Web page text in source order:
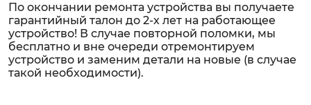
По окончании ремонта устройства вы получаете
гарантийный талон до 2-х лет на работающее
устройство! В случае повторной поломки, мы
бесплатно и вне очереди отремонтируем
устройство и заменим детали на новые (в случае
такой необходимости).